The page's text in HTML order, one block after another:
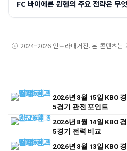
FC 바이에른 뮌헨의 주요 전략은 무
ⓒ 2024–2026 인트라매거진. 본 콘텐츠는
2026년 8월 15일 KBO
5경기 관전 포인트
2026년 8월 14일 KBO
5경기 전력 비교
2026년 8월 13일 KBO